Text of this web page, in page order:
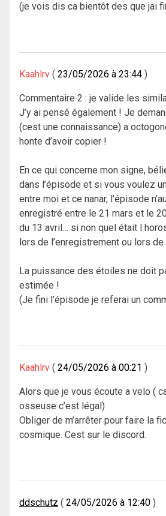
(je vois dis ca bientôt des que jai
Kaahlrv 23/05/2026 à 23:44
Commentaire 2 : je valide les
J’y ai pensé également ! Je
(cest une connaissance) a
honte d’avoir copier !
En ce qui concerne mon signe,
dans l’épisode et si vous voulez
entre moi et ce nanar, l’épisode
enregistré entre le 21 mars et le
du 13 avril… si non quel était l
lors de l’enregistrement ou lors de
La puissance des étoiles ne doit
estimée !
(Je fini l’épisode je referai un
Kaahlrv 24/05/2026 à 00:21
Alors que je vous écoute a velo (
osseuse c’est légal)
Obliger de m’arrêter pour faire la
cosmique. Cest sur le discord.
ddschutz 24/05/2026 à 12:40